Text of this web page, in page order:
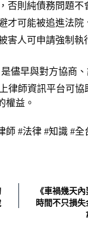
否則純債務問題不
才可能被追進法院
害人可申請強制執
儘早與對方協商
律師資訊平台可協
權益。
師 #法律 #知識 #全
《車禍幾天
時間不只損